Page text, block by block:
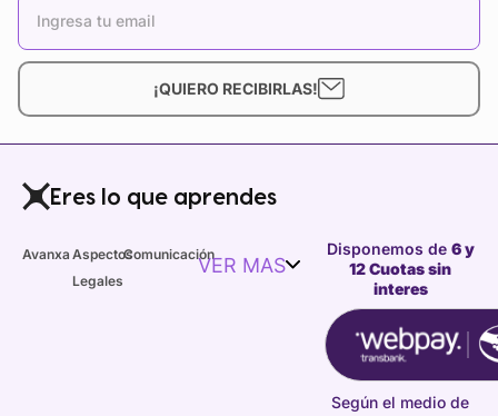
¡QUIERO RECIBIRLAS!
Eres lo que aprendes
Avanxa Aspectos
Legales
ComunicaciónVER MAS
Disponemos de 6 y
12 Cuotas sin
interes
Según el medio de